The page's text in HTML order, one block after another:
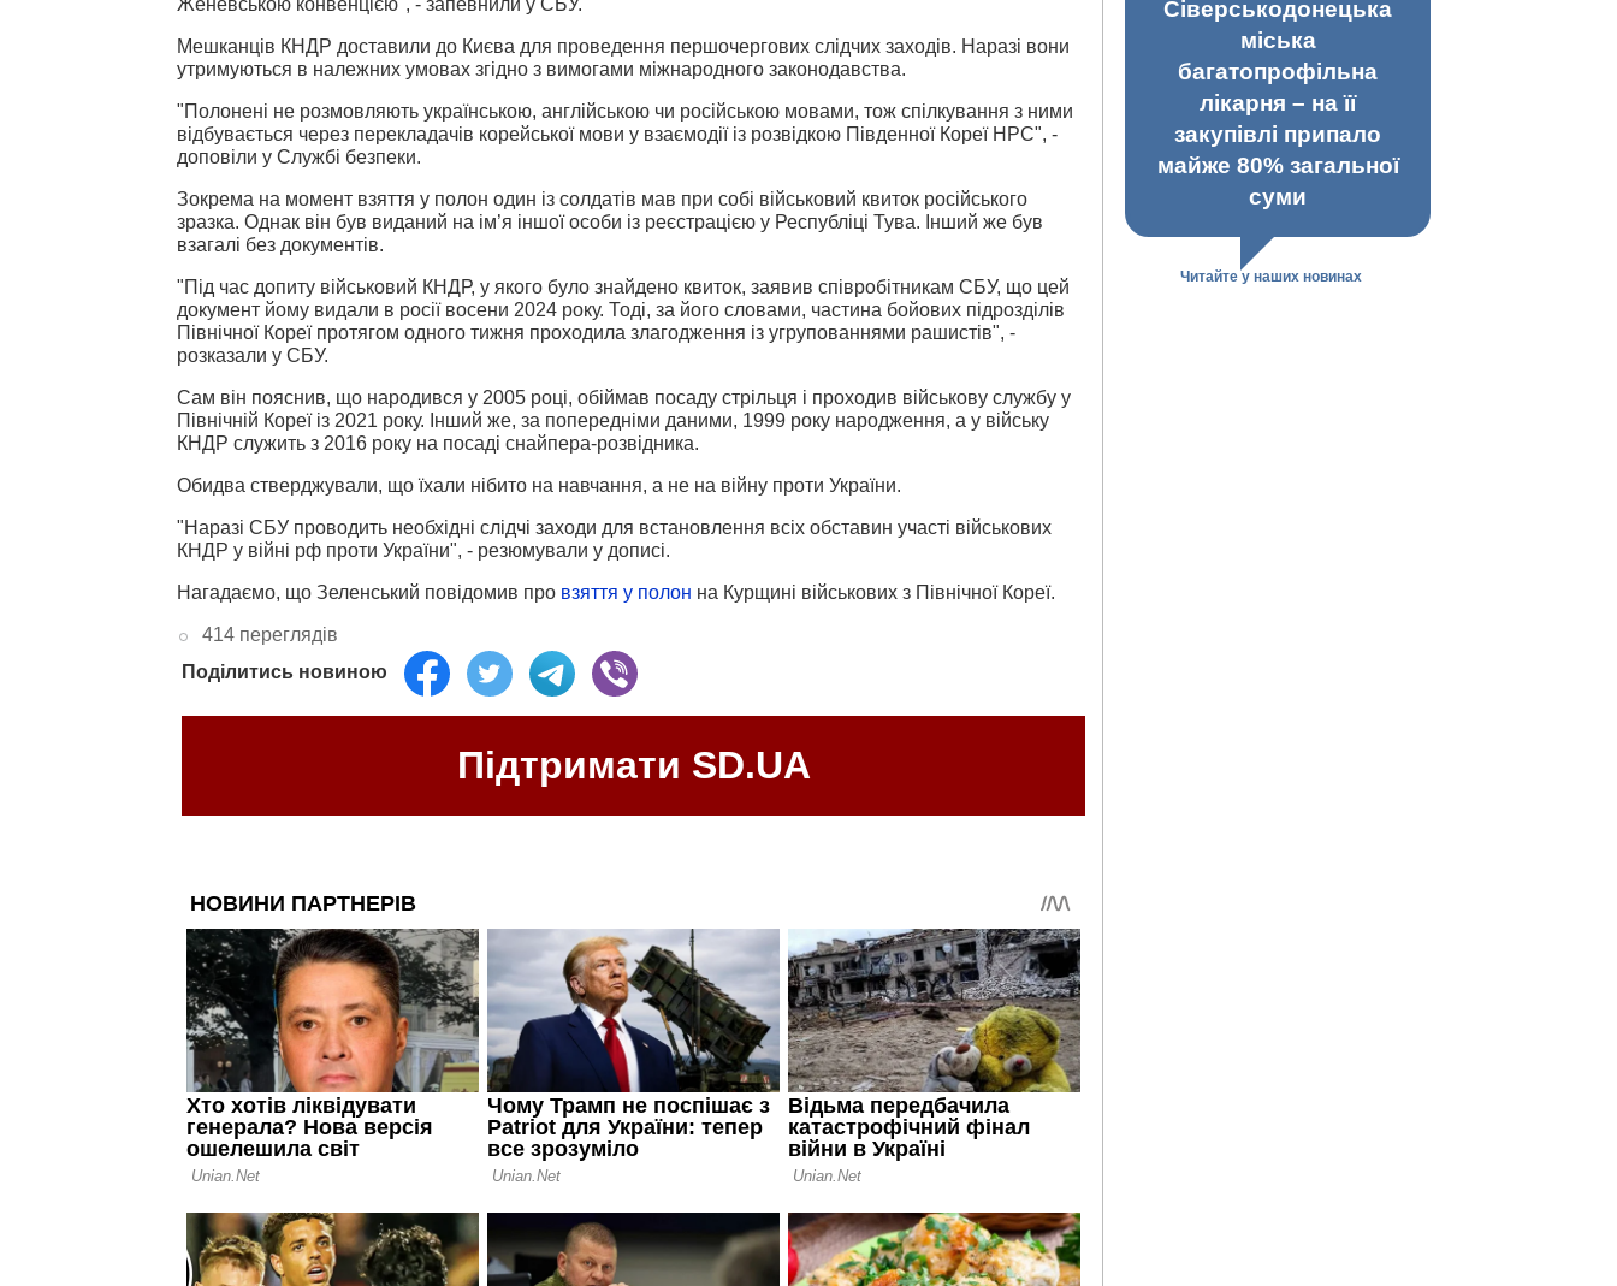
Мешканців КНДР доставили до Києва для проведення першочергових слідчих заходів. Наразі вони
утримуються в належних умовах згідно з вимогами міжнародного законодавства.
"Полонені не розмовляють українською, англійською чи російською мовами, тож спілкування з ними
відбувається через перекладачів корейської мови у взаємодії із розвідкою Південної Кореї НРС", -
доповіли у Службі безпеки.
Зокрема на момент взяття у полон один із солдатів мав при собі військовий квиток російського
зразка. Однак він був виданий на ім’я іншої особи із реєстрацією у Республіці Тува. Інший же був
взагалі без документів.
"Під час допиту військовий КНДР, у якого було знайдено квиток, заявив співробітникам СБУ, що цей
документ йому видали в росії восени 2024 року. Тоді, за його словами, частина бойових підрозділів
Північної Кореї протягом одного тижня проходила злагодження із угрупованнями рашистів", -
розказали у СБУ.
Сам він пояснив, що народився у 2005 році, обіймав посаду стрільця і проходив військову службу у
Північній Кореї із 2021 року. Інший же, за попередніми даними, 1999 року народження, а у війську
КНДР служить з 2016 року на посаді снайпера-розвідника.
Обидва стверджували, що їхали нібито на навчання, а не на війну проти України.
"Наразі СБУ проводить необхідні слідчі заходи для встановлення всіх обставин участі військових
КНДР у війні рф проти України", - резюмували у дописі.
Нагадаємо, що Зеленський повідомив про взяття у полон на Курщині військових з Північної Кореї.
414 переглядів
Поділитись новиною
Підтримати SD.UA
Сіверськодонецька
міська
багатопрофільна
лікарня – на її
закупівлі припало
майже 80% загальної
суми
Читайте у наших новинах